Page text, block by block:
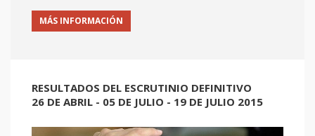
MÁS INFORMACIÓN
RESULTADOS DEL ESCRUTINIO DEFINITIVO
26 DE ABRIL - 05 DE JULIO - 19 DE JULIO 2015